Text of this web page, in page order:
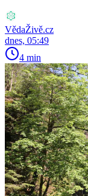
VědaŽivě.cz
dnes, 05:49
4 min